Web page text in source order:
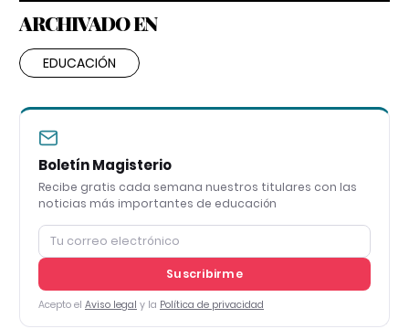
ARCHIVADO EN
EDUCACIÓN
Boletín Magisterio
Recibe gratis cada semana nuestros titulares con las
noticias más importantes de educación
Suscribirme
Acepto el Aviso legal y la Política de privacidad